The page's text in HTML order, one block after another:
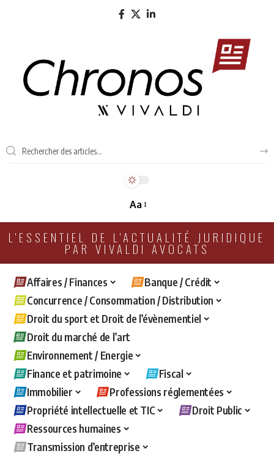
Aa
L'ESSENTIEL DE L'ACTUALITÉ JURIDIQUE
PAR VIVALDI AVOCATS
Affaires / Finances
Banque / Crédit
Concurrence / Consommation / Distribution
Droit du sport et Droit de l’évènementiel
Droit du marché de l’art
Environnement / Energie
Finance et patrimoine
Fiscal
Immobilier
Professions réglementées
Propriété intellectuelle et TIC
Droit Public
Ressources humaines
Transmission d’entreprise